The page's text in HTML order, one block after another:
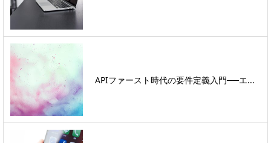
APIファースト時代の要件定義入門──エ...